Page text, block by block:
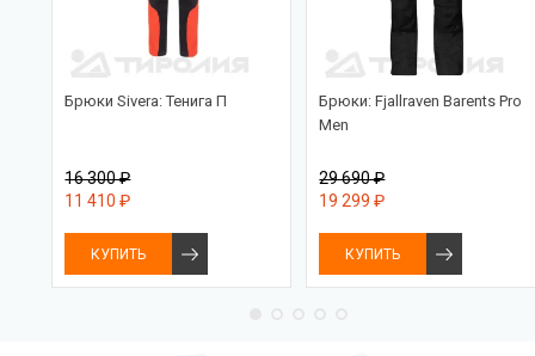
Брюки Sivera: Тенига П
16 300 ₽
11 410 ₽
КУПИТЬ
Брюки: Fjallraven Barents Pro
Men
29 690 ₽
19 299 ₽
КУПИТЬ